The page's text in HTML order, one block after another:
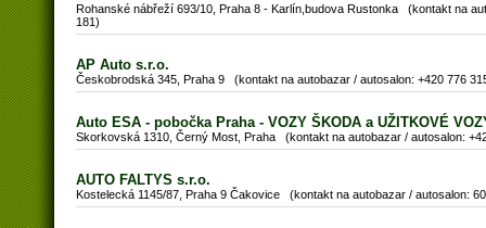
Rohanské nábřeží 693/10, Praha 8 - Karlín,budova Rustonka (kontakt na
181)
AP Auto s.r.o.
Českobrodská 345, Praha 9 (kontakt na autobazar / autosalon: +420 776
Auto ESA - pobočka Praha - VOZY ŠKODA a UŽITKOVÉ
Skorkovská 1310, Černý Most, Praha (kontakt na autobazar / autosalon:
AUTO FALTYS s.r.o.
Kostelecká 1145/87, Praha 9 Čakovice (kontakt na autobazar / autosalon: